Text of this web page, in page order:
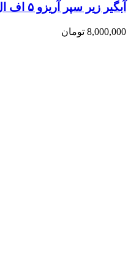
آبگیر زیر سپر آریزو ۵ اف ال ARRIZO 5 FL
8,000,000 تومان